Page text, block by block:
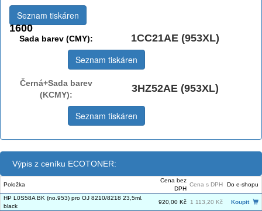
1600
Seznam tiskáren
Sada barev (CMY):
1CC21AE (953XL)
Seznam tiskáren
Černá+Sada barev
(KCMY):
3HZ52AE (953XL)
Seznam tiskáren
Výpis z ceníku ECOTONER:
Položka
Cena bez
DPH
Cena s DPH Do e-shopu
HP L0S58A BK (no.953) pro OJ 8210/8218 23,5ml.
black
920,00 Kč 1 113,20 Kč
Koupit